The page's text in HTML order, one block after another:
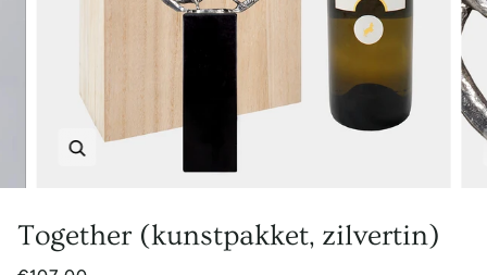
Zoem
Together (kunstpakket, zilvertin)